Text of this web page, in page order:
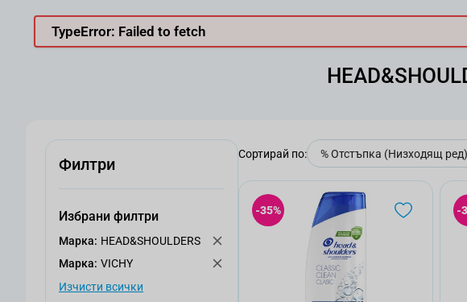
TypeError: Failed to fetch
Филтри
Избрани филтри
Mарка: HEAD&SHOULDERS
Mарка: VICHY
Изчисти всички
Сортирай по:
-35% -